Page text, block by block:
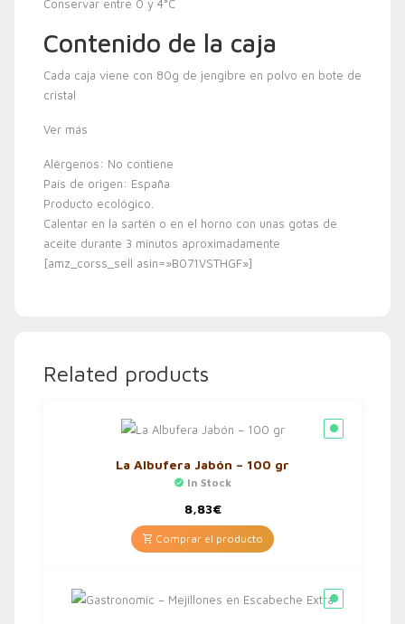
Conservar entre 0 y 4°C
Contenido de la caja
Cada caja viene con 80g de jengibre en polvo en bote de
cristal
Ver más
Alérgenos: No contiene
País de origen: España
Producto ecológico.
Calentar en la sartén o en el horno con unas gotas de
aceite durante 3 minutos aproximadamente
[amz_corss_sell asin=»B071VSTHGF»]
Related products
La Albufera Jabón – 100 gr
In Stock
8,83€
Comprar el producto